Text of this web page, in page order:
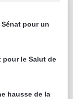
pour un
pour le Salut de
hausse de la